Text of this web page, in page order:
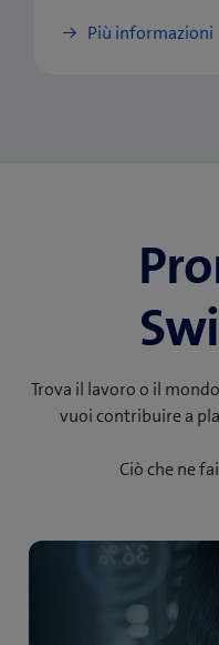
Più informazioni
Trova il lavoro o il
vuoi contribuire a
Ciò che ne